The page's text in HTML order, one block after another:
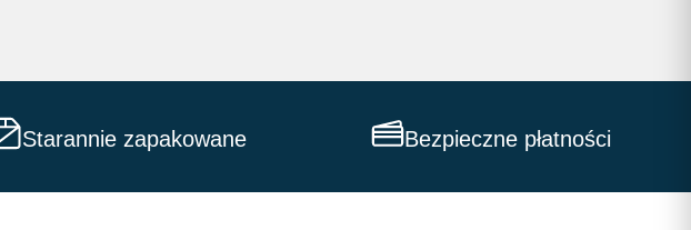
Starannie zapakowane Bezpieczne płatności